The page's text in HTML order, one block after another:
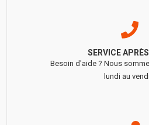
SERVICE
Besoin d'aide ? Nous
lundi au